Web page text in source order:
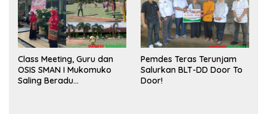
Class Meeting, Guru dan
OSIS SMAN I Mukomuko
Saling Beradu
Pemdes Teras Terunjam
Salurkan BLT-DD Door To
Door!